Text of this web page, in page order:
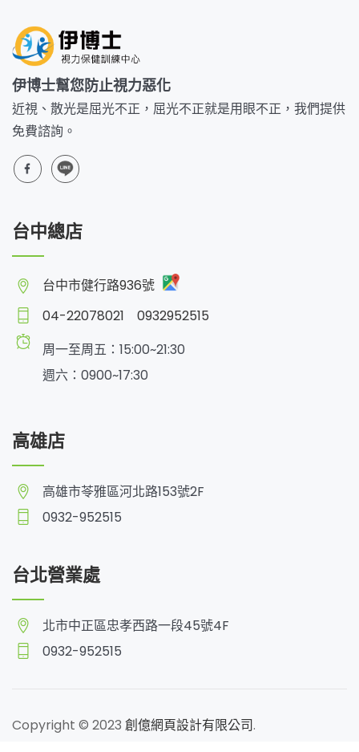
伊博士幫您防止視力惡化
近視、散光是屈光不正，屈光不正就是用眼不正，我們提供
免費諮詢。
台中總店
台中市健行路936號
04-22078021
0932952515
周一至周五：15:00~21:30
週六：0900~17:30
高雄店
高雄市苓雅區河北路153號2F
0932-952515
台北營業處
北市中正區忠孝西路一段45號4F
0932-952515
Copyright © 2023 創億網頁設計有限公司.